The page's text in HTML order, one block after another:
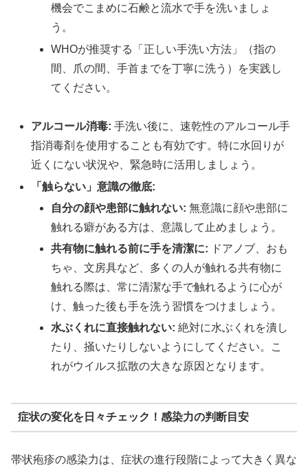
機会でこまめに石鹸と流水で手を洗いましょ
う。
WHOが推奨する「正しい手洗い方法」（指の
間、爪の間、手首までを丁寧に洗う）を実践し
てください。
アルコール消毒: 手洗い後に、速乾性のアルコール手
指消毒剤を使用することも有効です。特に水回りが
近くにない状況や、緊急時に活用しましょう。
「触らない」意識の徹底:
自分の顔や患部に触れない: 無意識に顔や患部に
触れる癖がある方は、意識して止めましょう。
共有物に触れる前に手を清潔に: ドアノブ、おも
ちゃ、文房具など、多くの人が触れる共有物に
触れる際は、常に清潔な手で触れるように心が
け、触った後も手を洗う習慣をつけましょう。
水ぶくれに直接触れない: 絶対に水ぶくれを潰し
たり、掻いたりしないようにしてください。こ
れがウイルス拡散の大きな原因となります。
症状の変化を日々チェック！感染力の判断目安
帯状疱疹の感染力は、症状の進行段階によって大きく異な